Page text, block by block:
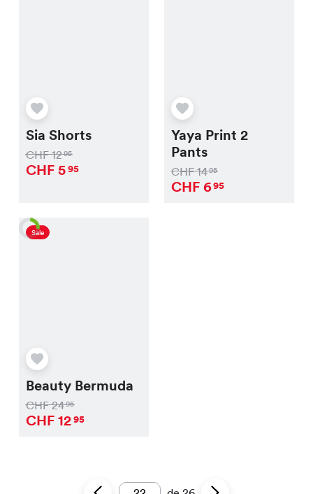
Sia Shorts
CHF1295
CHF595
Yaya Print 2
Pants
CHF1495
CHF695
Sale
Beauty Bermuda
CHF2495
CHF1295